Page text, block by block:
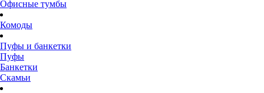
Офисные тумбы
Комоды
Пуфы и банкетки
Пуфы
Банкетки
Скамьи